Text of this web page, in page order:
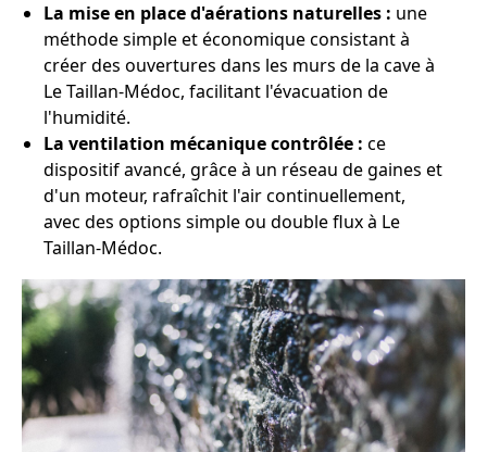
La mise en place d'aérations naturelles : une
méthode simple et économique consistant à
créer des ouvertures dans les murs de la cave à
Le Taillan-Médoc, facilitant l'évacuation de
l'humidité.
La ventilation mécanique contrôlée : ce
dispositif avancé, grâce à un réseau de gaines et
d'un moteur, rafraîchit l'air continuellement,
avec des options simple ou double flux à Le
Taillan-Médoc.